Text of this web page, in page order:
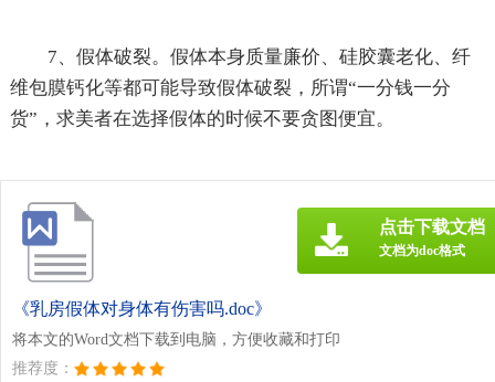
7、假体破裂。假体本身质量廉价、硅胶囊老化、纤
维包膜钙化等都可能导致假体破裂，所谓“一分钱一分
货”，求美者在选择假体的时候不要贪图便宜。
《乳房假体对身体有伤害吗.doc》
将本文的Word文档下载到电脑，方便收藏和打印
推荐度：
点击下载文档
文档为doc格式